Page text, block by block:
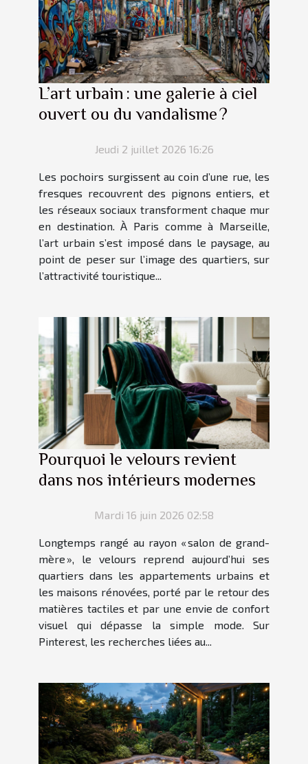
L’art urbain : une galerie à ciel
ouvert ou du vandalisme ?
Jeudi 2 juillet 2026 16:26
Les pochoirs surgissent au coin d’une rue, les
fresques recouvrent des pignons entiers, et
les réseaux sociaux transforment chaque mur
en destination. À Paris comme à Marseille,
l’art urbain s’est imposé dans le paysage, au
point de peser sur l’image des quartiers, sur
l’attractivité touristique...
Pourquoi le velours revient
dans nos intérieurs modernes
Mardi 16 juin 2026 02:58
Longtemps rangé au rayon « salon de grand-
mère », le velours reprend aujourd’hui ses
quartiers dans les appartements urbains et
les maisons rénovées, porté par le retour des
matières tactiles et par une envie de confort
visuel qui dépasse la simple mode. Sur
Pinterest, les recherches liées au...